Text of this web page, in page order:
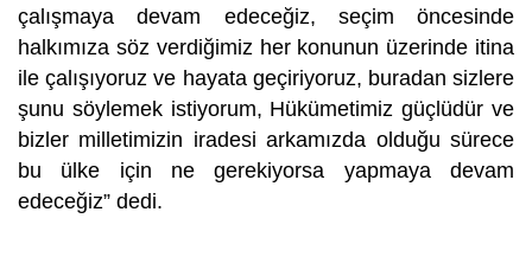
çalışmaya devam edeceğiz, seçim öncesinde
halkımıza söz verdiğimiz her konunun üzerinde itina
ile çalışıyoruz ve hayata geçiriyoruz, buradan sizlere
şunu söylemek istiyorum, Hükümetimiz güçlüdür ve
bizler milletimizin iradesi arkamızda olduğu sürece
bu ülke için ne gerekiyorsa yapmaya devam
edeceğiz” dedi.